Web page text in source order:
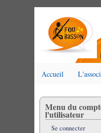
Accueil
Menu du
l'utilisateur
Se connecter